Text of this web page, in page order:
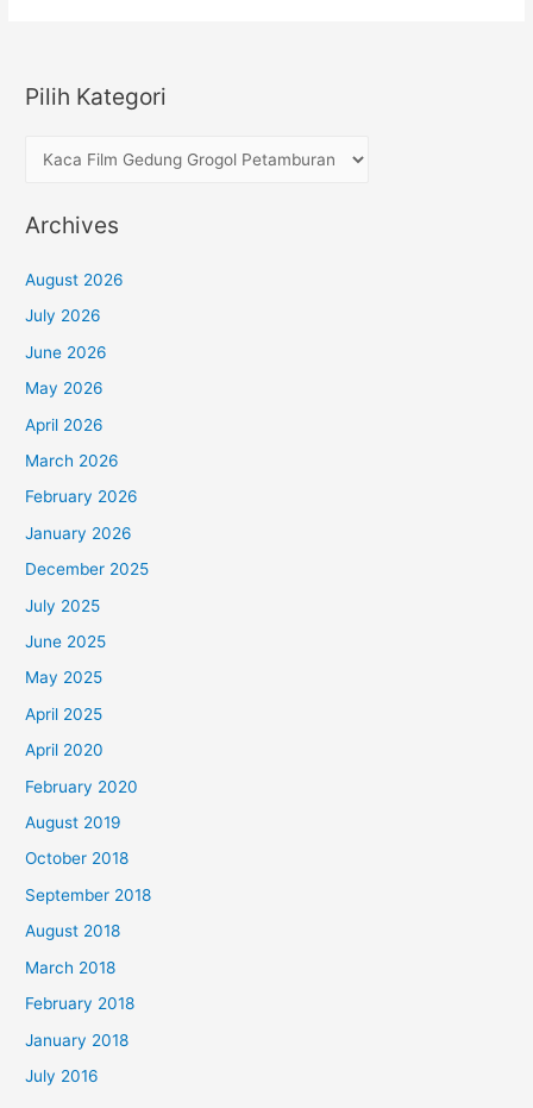
Film
Grogol
Jakarta
Terbaik
Pilih Kategori
h
K
a
o
r
i
Archives
August 2026
July 2026
June 2026
May 2026
April 2026
March 2026
February 2026
January 2026
December 2025
July 2025
June 2025
May 2025
April 2025
April 2020
February 2020
August 2019
October 2018
September 2018
August 2018
March 2018
February 2018
January 2018
July 2016